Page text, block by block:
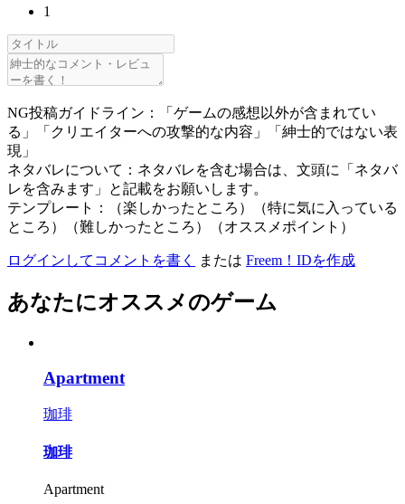
1
NG投稿ガイドライン：「ゲームの感想以外が含まれてい
る」「クリエイターへの攻撃的な内容」「紳士的ではない表
現」
ネタバレについて：ネタバレを含む場合は、文頭に「ネタバ
レを含みます」と記載をお願いします。
テンプレート：（楽しかったところ）（特に気に入っている
ところ）（難しかったところ）（オススメポイント）
ログインしてコメントを書く または Freem！IDを作成
あなたにオススメのゲーム
Apartment
珈琲
珈琲
Apartment